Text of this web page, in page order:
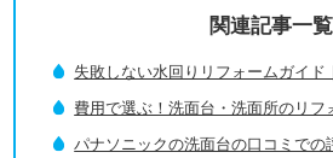
関連記事一覧
失敗しない水回りリフォームガイド
費用で選ぶ！洗面台・洗面所のリフ
パナソニックの洗面台の口コミでの